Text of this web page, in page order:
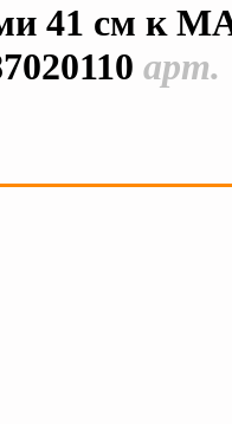
41 см к
арт.